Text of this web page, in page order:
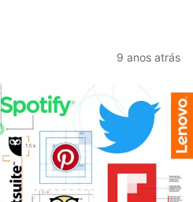
9 anos atrás